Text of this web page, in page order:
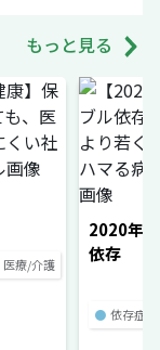
もっと見る
医療/介護
2020年
依存
● 依存症